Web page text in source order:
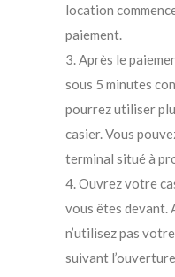
location
paiement.
3. Après le
sous 5 minutes
pourrez utiliser
casier. Vous
terminal situé à
4. Ouvrez votre
vous êtes devant.
n’utilisez pas
suivant